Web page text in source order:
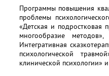
Программы повышения
проблемы
«Детская и подростковая
многообразие
Интегративная
психологической
клинической психологии» и